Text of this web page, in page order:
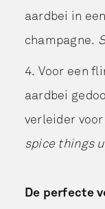
aardbei in
champagne.
4. Voor een
aardbei
verleider
spice things
De perfecte